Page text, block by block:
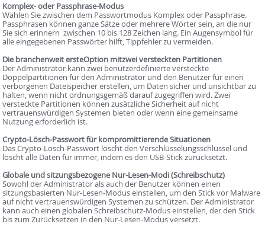
Komplex- oder Passphrase-Modus
Wählen Sie zwischen dem Passwortmodus Komplex oder Passphrase.
Passphrasen können ganze Sätze oder mehrere Wörter sein, an die nur
Sie sich erinnern  zwischen 10 bis 128 Zeichen lang. Ein Augensymbol für
alle eingegebenen Passwörter hilft, Tippfehler zu vermeiden.
Die branchenweit ersteOption mitzwei versteckten Partitionen
Der Administrator kann zwei benutzerdefinierte versteckte
Doppelpartitionen für den Administrator und den Benutzer für einen
verborgenen Dateispeicher erstellen, um Daten sicher und unsichtbar zu
halten, wenn nicht ordnungsgemäß darauf zugegriffen wird. Zwei
versteckte Partitionen können zusätzliche Sicherheit auf nicht
vertrauenswürdigen Systemen bieten oder wenn eine gemeinsame
Nutzung erforderlich ist.
Crypto-Lösch-Passwort für kompromittierende Situationen
Das Crypto-Lösch-Passwort löscht den Verschlüsselungsschlüssel und
löscht alle Daten für immer, indem es den USB-Stick zurücksetzt.
Globale und sitzungsbezogene Nur-Lesen-Modi (Schreibschutz)
Sowohl der Administrator als auch der Benutzer können einen
sitzungsbasierten Nur-Lesen-Modus einstellen, um den Stick vor Malware
auf nicht vertrauenswürdigen Systemen zu schützen. Der Administrator
kann auch einen globalen Schreibschutz-Modus einstellen, der den Stick
bis zum Zurücksetzen in den Nur-Lesen-Modus versetzt.